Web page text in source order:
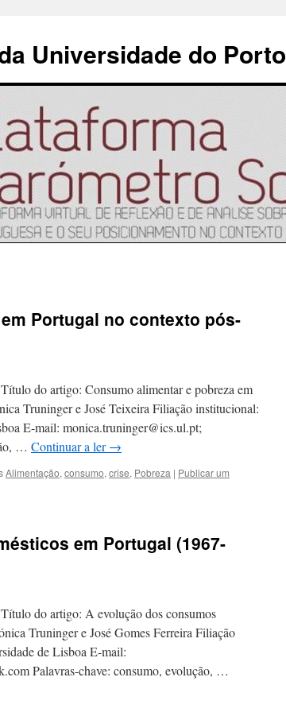
Universidade do Porto
Portugal no contexto pós-
do artigo: Consumo alimentar e pobreza em
Truninger e José Teixeira Filiação institucional:
E-mail: monica.truninger@ics.ul.pt;
… Continuar a ler→
Alimentação, consumo, crise, Pobreza | Publicar um
em Portugal (1967-
do artigo: A evolução dos consumos
Truninger e José Gomes Ferreira Filiação
de Lisboa E-mail:
Palavras-chave: consumo, evolução, …